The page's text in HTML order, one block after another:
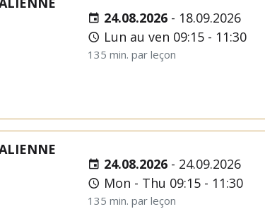
24.08.2026 - 18.09.2026
Lun au ven 09:15 - 11:30
135 min. par leçon
24.08.2026 - 24.09.2026
Mon - Thu 09:15 - 11:30
135 min. par leçon